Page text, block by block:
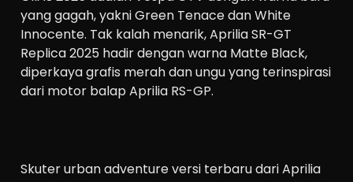
yang gagah, yakni Green Tenace dan White
Innocente. Tak kalah menarik, Aprilia SR-GT
Replica 2025 hadir dengan warna Matte Black,
diperkaya grafis merah dan ungu yang terinspirasi
dari motor balap Aprilia RS-GP.
Skuter urban adventure versi terbaru dari Aprilia